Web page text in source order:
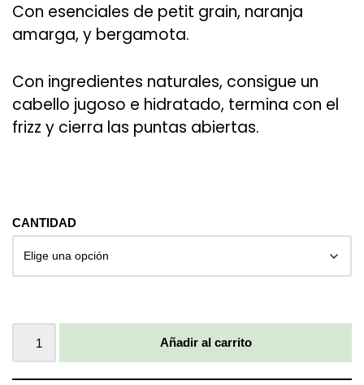
Con esenciales de petit grain, naranja
amarga, y bergamota.
Con ingredientes naturales, consigue un
cabello jugoso e hidratado, termina con el
frizz y cierra las puntas abiertas.
CANTIDAD
Añadir al carrito